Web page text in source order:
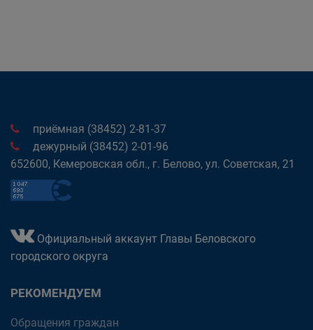
приёмная (38452) 2-81-37
дежурный (38452) 2-01-96
652600, Кемеровская обл., г. Белово, ул. Советская, 21
Официальный аккаунт Главы Беловского
городского округа
РЕКОМЕНДУЕМ
Обращения граждан